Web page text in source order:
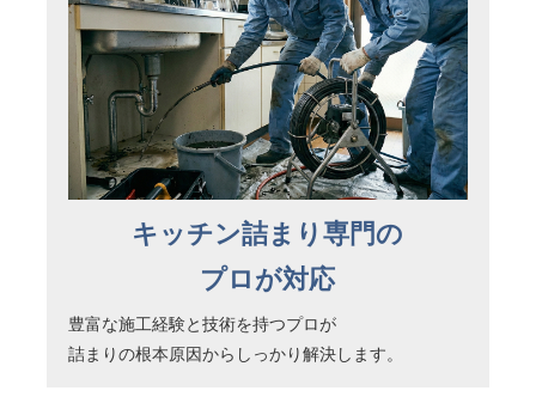
キッチン詰まり専門の
プロが対応
豊富な施工経験と技術を持つプロが
詰まりの根本原因からしっかり解決します。